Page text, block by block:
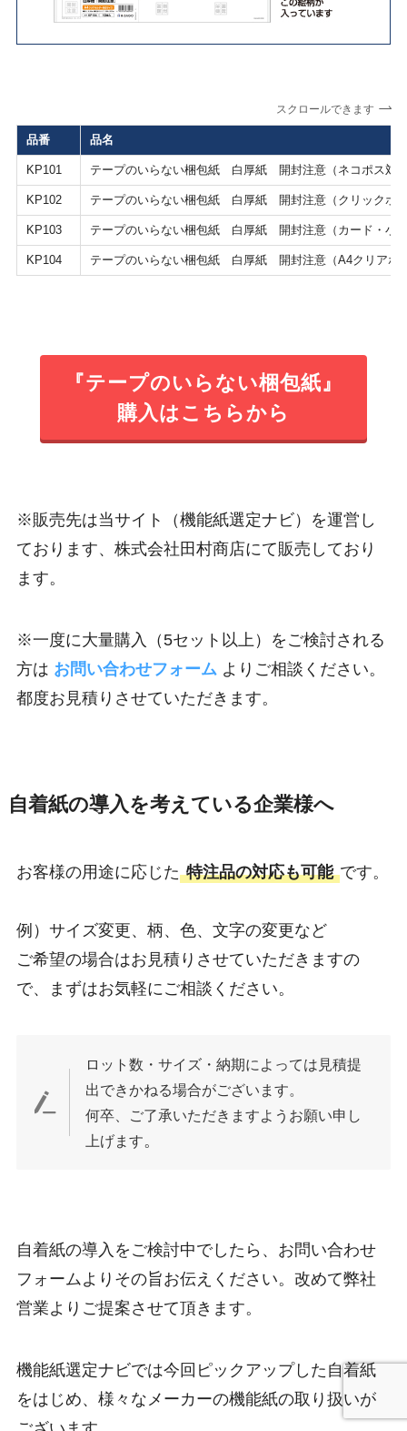
スクロールできます
品番 品名
KP101 テープのいらない梱包紙 白厚紙 開封注意（ネコポス対
KP102 テープのいらない梱包紙 白厚紙 開封注意（クリックポ
KP103 テープのいらない梱包紙 白厚紙 開封注意（カード・小
KP104 テープのいらない梱包紙 白厚紙 開封注意（A4クリアホ
『テープのいらない梱包紙』
購入はこちらから
※販売先は当サイト（機能紙選定ナビ）を運営し
ております、株式会社田村商店にて販売しており
ます。
※一度に大量購入（5セット以上）をご検討される
方は お問い合わせフォーム よりご相談ください。
都度お見積りさせていただきます。
自着紙の導入を考えている企業様へ
お客様の用途に応じた 特注品の対応も可能です。
例）サイズ変更、柄、色、文字の変更など
ご希望の場合はお見積りさせていただきますの
で、まずはお気軽にご相談ください。
ロット数・サイズ・納期によっては見積提
出できかねる場合がございます。
何卒、ご了承いただきますようお願い申し
上げます。
自着紙の導入をご検討中でしたら、お問い合わせ
フォームよりその旨お伝えください。改めて弊社
営業よりご提案させて頂きます。
機能紙選定ナビでは今回ピックアップした自着紙
をはじめ、様々なメーカーの機能紙の取り扱いが